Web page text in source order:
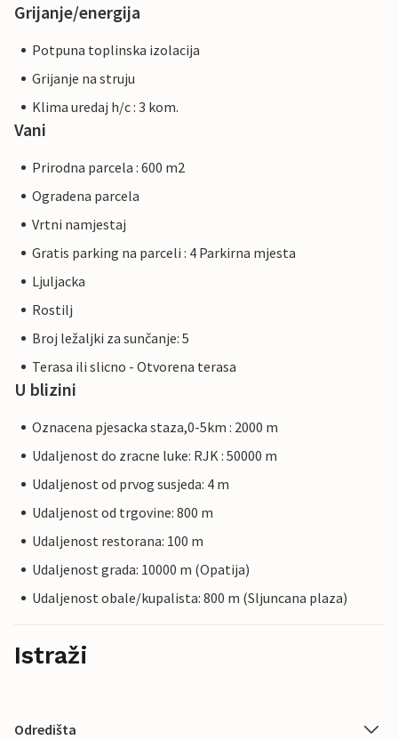
Grijanje/energija
Potpuna toplinska izolacija
Grijanje na struju
Klima uredaj h/c : 3 kom.
Vani
Prirodna parcela : 600 m2
Ogradena parcela
Vrtni namjestaj
Gratis parking na parceli : 4 Parkirna mjesta
Ljuljacka
Rostilj
Broj ležaljki za sunčanje: 5
Terasa ili slicno - Otvorena terasa
U blizini
Oznacena pjesacka staza,0-5km : 2000 m
Udaljenost do zracne luke: RJK : 50000 m
Udaljenost od prvog susjeda: 4 m
Udaljenost od trgovine: 800 m
Udaljenost restorana: 100 m
Udaljenost grada: 10000 m (Opatija)
Udaljenost obale/kupalista: 800 m (Sljuncana plaza)
Istraži
Odredišta